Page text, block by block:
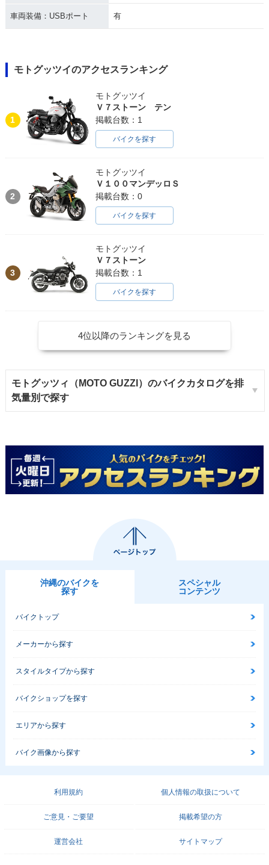
車両装備：USBポート 有
モトグッツイのアクセスランキング
1
モトグッツイ
Ｖ７ストーン テン
掲載台数：1
バイクを探す
2
モトグッツイ
Ｖ１００マンデッロＳ
掲載台数：0
バイクを探す
3
モトグッツイ
Ｖ７ストーン
掲載台数：1
バイクを探す
4位以降のランキングを見る
モトグッツィ（MOTO GUZZI）のバイクカタログを排
気量別で探す
沖縄のバイクを
探す
スペシャル
コンテンツ
バイクトップ
メーカーから探す
スタイルタイプから探す
バイクショップを探す
エリアから探す
バイク画像から探す
利用規約 個人情報の取扱について
ご意見・ご要望 掲載希望の方
運営会社 サイトマップ